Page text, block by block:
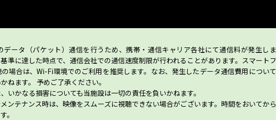
データ（パケット）通信を行うため、携帯・通信キャリア各社にて通信料が発生しま
準に達した時点で、通信会社での通信速度制限が行われることがあります。スマートフ
場合は、Wi-Fi環境でのご利用を推奨します。なお、発生したデータ通信費用について
ねます。 予めご了承ください。
いかなる損害についても当施設は一切の責任を負いかねます。
ンテナンス時は、映像をスムーズに視聴できない場合がございます。時間をおいてから
。